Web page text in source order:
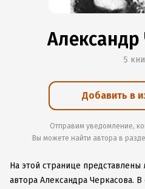
Александр
5
Добавить в
Отправим уведомление,
Вы можете найти автора в
На этой странице
автора Александра Черкасова. В